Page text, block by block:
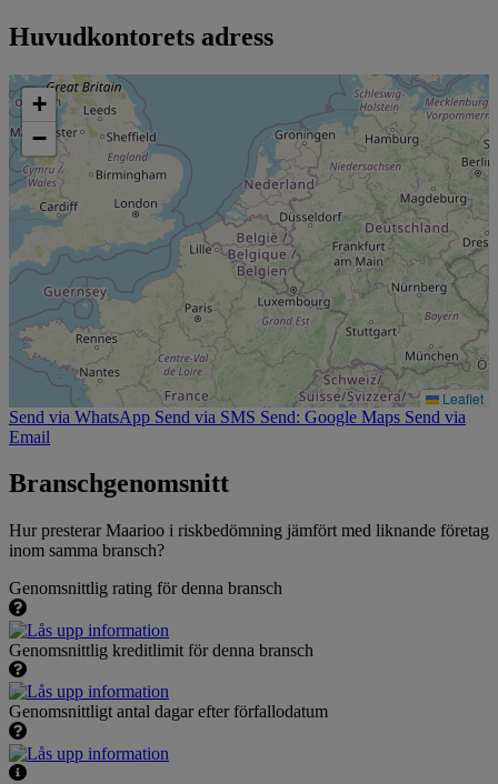
Huvudkontorets adress
+
−
Leaflet
Send via WhatsApp Send via SMS Send: Google Maps Send via
Email
Branschgenomsnitt
Hur presterar Maarioo i riskbedömning jämfört med liknande företag
inom samma bransch?
Genomsnittlig rating för denna bransch
Genomsnittlig kreditlimit för denna bransch
Genomsnittligt antal dagar efter förfallodatum